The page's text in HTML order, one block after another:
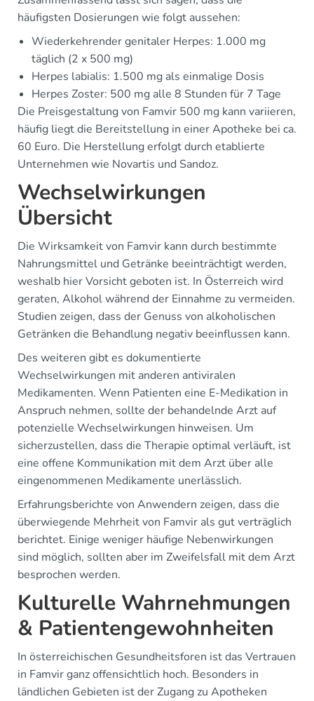
häufigsten Dosierungen wie folgt aussehen:
Wiederkehrender genitaler Herpes: 1.000 mg
täglich (2 x 500 mg)
Herpes labialis: 1.500 mg als einmalige Dosis
Herpes Zoster: 500 mg alle 8 Stunden für 7 Tage
Die Preisgestaltung von Famvir 500 mg kann variieren,
häufig liegt die Bereitstellung in einer Apotheke bei ca.
60 Euro. Die Herstellung erfolgt durch etablierte
Unternehmen wie Novartis und Sandoz.
Wechselwirkungen
Übersicht
Die Wirksamkeit von Famvir kann durch bestimmte
Nahrungsmittel und Getränke beeinträchtigt werden,
weshalb hier Vorsicht geboten ist. In Österreich wird
geraten, Alkohol während der Einnahme zu vermeiden.
Studien zeigen, dass der Genuss von alkoholischen
Getränken die Behandlung negativ beeinflussen kann.
Des weiteren gibt es dokumentierte
Wechselwirkungen mit anderen antiviralen
Medikamenten. Wenn Patienten eine E-Medikation in
Anspruch nehmen, sollte der behandelnde Arzt auf
potenzielle Wechselwirkungen hinweisen. Um
sicherzustellen, dass die Therapie optimal verläuft, ist
eine offene Kommunikation mit dem Arzt über alle
eingenommenen Medikamente unerlässlich.
Erfahrungsberichte von Anwendern zeigen, dass die
überwiegende Mehrheit von Famvir als gut verträglich
berichtet. Einige weniger häufige Nebenwirkungen
sind möglich, sollten aber im Zweifelsfall mit dem Arzt
besprochen werden.
Kulturelle Wahrnehmungen
& Patientengewohnheiten
In österreichischen Gesundheitsforen ist das Vertrauen
in Famvir ganz offensichtlich hoch. Besonders in
ländlichen Gebieten ist der Zugang zu Apotheken